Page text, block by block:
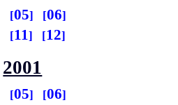
05
06
11 12
2001
05 06